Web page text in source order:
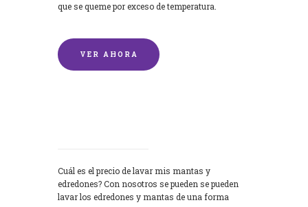
que se queme por exceso de temperatura.
VER AHORA
Cuál es el precio de lavar mis mantas y
edredones? Con nosotros se pueden se pueden
lavar los edredones y mantas de una forma